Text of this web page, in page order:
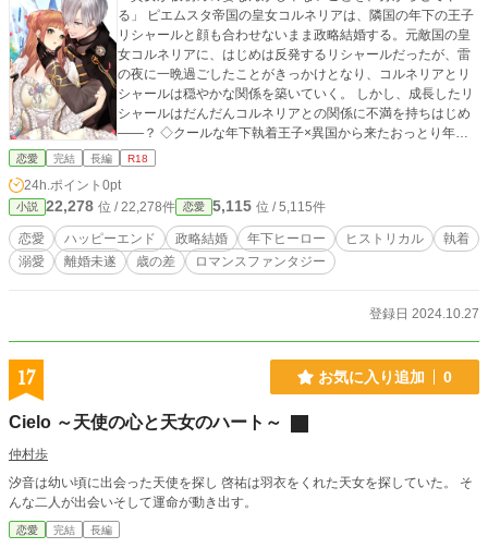
る」 ピエムスタ帝国の皇女コルネリアは、隣国の年下の王子
リシャールと顔も合わせないまま政略結婚する。元敵国の皇
女コルネリアに、はじめは反発するリシャールだったが、雷
の夜に一晩過ごしたことがきっかけとなり、コルネリアとリ
シャールは穏やかな関係を築いていく。 しかし、成長したリ
シャールはだんだんコルネリアとの関係に不満を持ちはじめ
――？ ◇クールな年下執着王子×異国から来たおっとり年上
妻◇
恋愛 完結 長編 R18
24h.ポイント 0pt
小説 22,278 位 / 22,278件 恋愛 5,115 位 / 5,115件
恋愛 ハッピーエンド 政略結婚 年下ヒーロー ヒストリカル
執着
溺愛
離婚未遂 歳の差 ロマンスファンタジー
登録日 2024.10.27
17 お気に入り追加 0
Cielo ～天使の心と天女のハート～
仲村歩
汐音は幼い頃に出会った天使を探し 啓祐は羽衣をくれた天女を探していた。 そ
んな二人が出会いそして運命が動き出す。
恋愛 完結 長編